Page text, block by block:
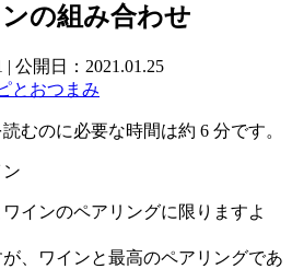
の組み合わせ
| 公開日：2021.01.25
とおつまみ
むのに必要な時間は約 6 分です。
インのペアリングに限りますよ
、ワインと最高のペアリングであ